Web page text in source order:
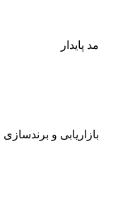
مد پایدار
بازاریابی و برندسازی